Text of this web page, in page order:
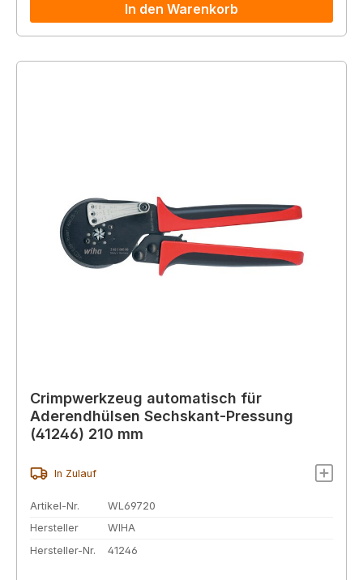
In den Warenkorb
Crimpwerkzeug automatisch für
Aderendhülsen Sechskant-Pressung
(41246) 210 mm
In Zulauf
Artikel-Nr.
WL69720
Hersteller
WIHA
Hersteller-Nr.
41246